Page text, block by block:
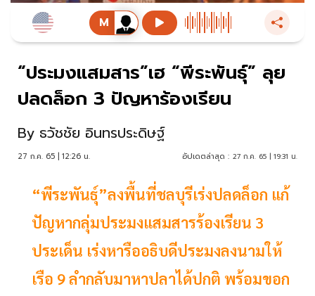
“ประมงแสมสาร”เฮ “พีระพันธุ์” ลุย
ปลดล็อก 3 ปัญหาร้องเรียน
By ธวัชชัย อินทรประดิษฐ์
27 ก.ค. 65 | 12:26 น. อัปเดตล่าสุด : 27 ก.ค. 65 | 19:31 น.
“พีระพันธุ์”ลงพื้นที่ชลบุรีเร่งปลดล็อก แก้
ปัญหากลุ่มประมงแสมสารร้องเรียน 3
ประเด็น เร่งหารืออธิบดีประมงลงนามให้
เรือ 9 ลำกลับมาหาปลาได้ปกติ พร้อมขอก